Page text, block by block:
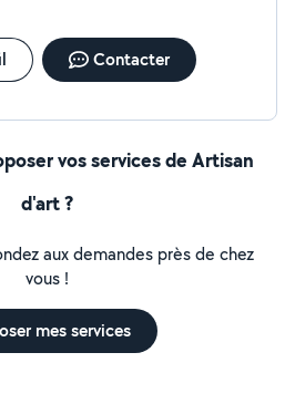
Contacter
vos services de Artisan
d'art ?
aux demandes près de chez
vous !
mes services